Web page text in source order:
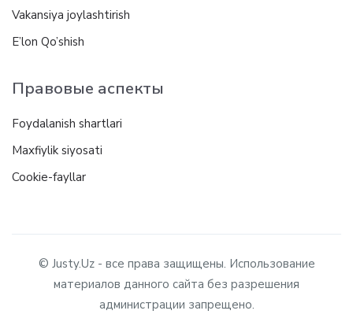
Vakansiya joylashtirish
E’lon Qo’shish
Правовые аспекты
Foydalanish shartlari
Maxfiylik siyosati
Cookie-fayllar
© Justy.Uz - все права защищены. Использование
материалов данного сайта без разрешения
администрации запрещено.